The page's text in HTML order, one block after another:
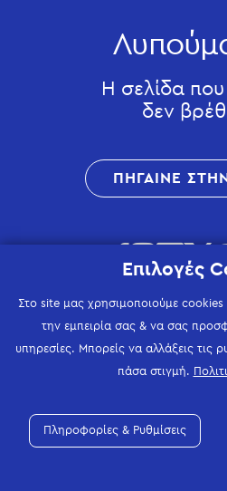
Η σελίδα
δεν
ΠΗΓΑΙΝΕ
Επιλογές
Στο site μας χρησιμοποιούμε
την εμπειρία σας & να σας
υπηρεσίες. Μπορείς να αλλάξεις τις
πάσα στιγμή.
Πληροφορίες & Ρυθμίσεις